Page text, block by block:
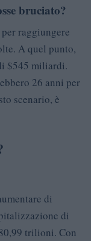
bruciato?
raggiungere
A quel punto,
$545 miliardi.
26 anni per
scenario, è
di
di
trilioni. Con